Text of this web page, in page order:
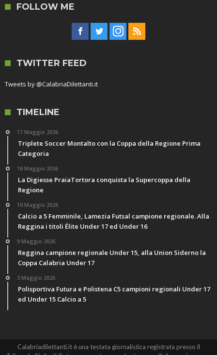
FOLLOW ME
TWITTER FEED
Tweets by @CalabriaDilettanti.it
TIMELINE
17 Maggio 2026
Triplete Soccer Montalto con la Coppa della Regione Prima
Categoria
16 Maggio 2026
La Digiesse PraiaTortora conquista la Supercoppa della
Regione
10 Maggio 2026
Calcio a 5 Femminile, Lamezia Futsal campione regionale. Alla
Reggina i titoli Élite Under 17 ed Under 16
9 Maggio 2026
Reggina campione regionale Under 15, alla Union Siderno la
Coppa Calabria Under 17
3 Maggio 2026
Polisportiva Futura e Polistena C5 campioni regionali Under 17
ed Under 15 Calcio a 5
Calabriadilettanti.it è una testata giornalistica registrata presso il